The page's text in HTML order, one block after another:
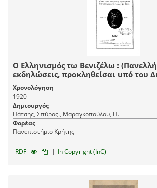
Ο Ελληνισμός τω Βενιζέλω : (Πανελλήνιοι
εκδηλώσεις, προκληθείσαι υπό του
Αθηναίων Σπ. Πάτση.) / επιμελεία Π.
Μαραγκοπούλου.
Χρονολόγηση
1920
Δημιουργός
Πάτσης, Σπύρος., Μαραγκοπούλου, Π.
Φορέας
Πανεπιστήμιο Κρήτης
RDF | In Copyright (InC)